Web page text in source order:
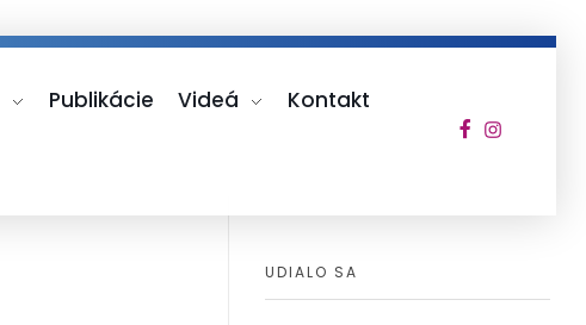
Publikácie Videá
Kontakt
UDIALO SA